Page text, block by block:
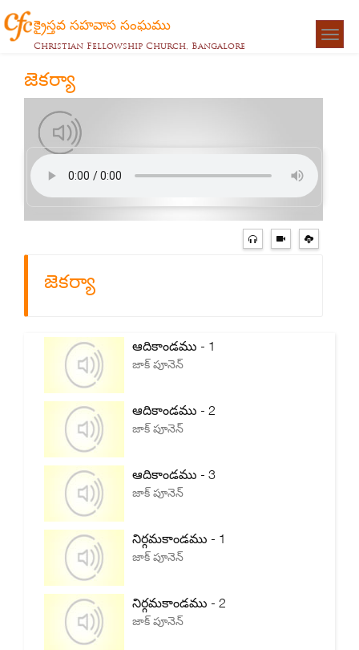
క్రైస్తవ సహవాస సంఘము
Christian Fellowship Church, Bangalore
జెకర్యా
జెకర్యా
ఆదికాండము - 1
జాక్ పూనెన్
ఆదికాండము - 2
జాక్ పూనెన్
ఆదికాండము - 3
జాక్ పూనెన్
నిర్గమకాండము - 1
జాక్ పూనెన్
నిర్గమకాండము - 2
జాక్ పూనెన్